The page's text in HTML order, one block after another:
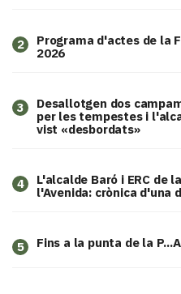
2
Programa d'actes de la
2026
3
​Desallotgen dos
per les tempestes i
vist «desbordats»
4
L'alcalde Baró i ERC de
l'Avenida: crònica d'una
5 Fins a la punta de la P...A